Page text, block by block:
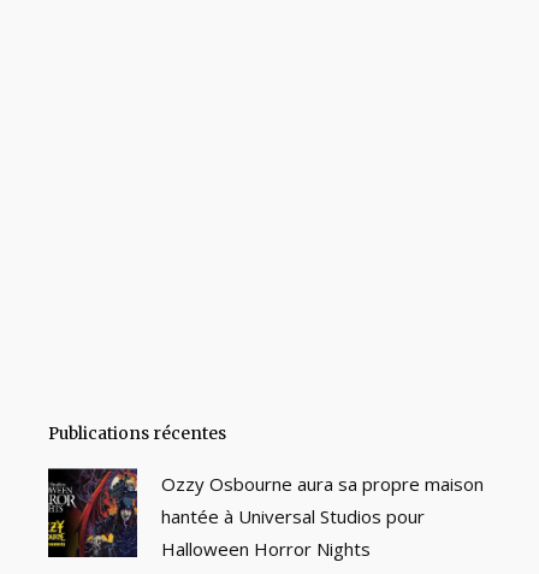
Publications récentes
Ozzy Osbourne aura sa propre maison
hantée à Universal Studios pour
Halloween Horror Nights